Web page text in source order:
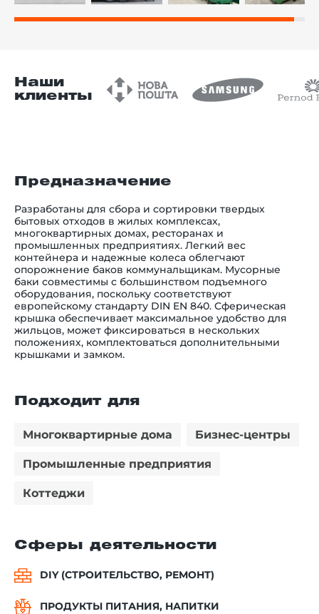
Наши
клиенты
Предназначение
Разработаны для сбора и сортировки твердых
бытовых отходов в жилых комплексах,
многоквартирных домах, ресторанах и
промышленных предприятиях. Легкий вес
контейнера и надежные колеса облегчают
опорожнение баков коммунальщикам. Мусорные
баки совместимы с большинством подъемного
оборудования, поскольку соответствуют
европейскому стандарту DIN EN 840. Сферическая
крышка обеспечивает максимальное удобство для
жильцов, может фиксироваться в нескольких
положениях, комплектоваться дополнительными
крышками и замком.
Подходит для
Многоквартирные дома Бизнес-центры
Промышленные предприятия
Коттеджи
Сферы деятельности
DIY (СТРОИТЕЛЬСТВО, РЕМОНТ)
ПРОДУКТЫ ПИТАНИЯ, НАПИТКИ